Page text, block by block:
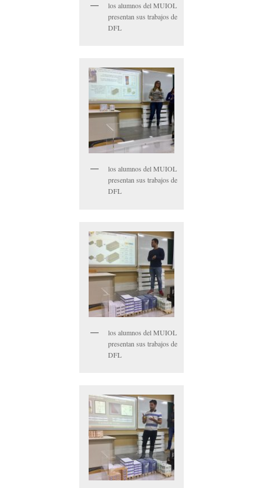
los alumnos del MUIOL
presentan sus trabajos de
DFL
los alumnos del MUIOL
presentan sus trabajos de
DFL
los alumnos del MUIOL
presentan sus trabajos de
DFL